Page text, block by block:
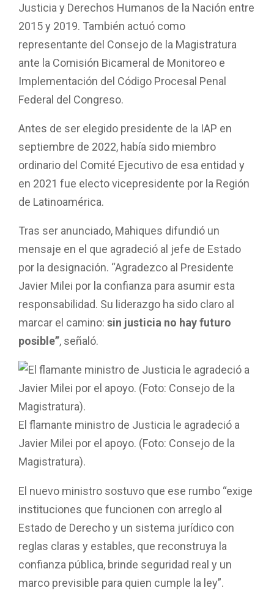
Justicia y Derechos Humanos de la Nación entre
2015 y 2019. También actuó como
representante del Consejo de la Magistratura
ante la Comisión Bicameral de Monitoreo e
Implementación del Código Procesal Penal
Federal del Congreso.
Antes de ser elegido presidente de la IAP en
septiembre de 2022, había sido miembro
ordinario del Comité Ejecutivo de esa entidad y
en 2021 fue electo vicepresidente por la Región
de Latinoamérica.
Tras ser anunciado, Mahiques difundió un
mensaje en el que agradeció al jefe de Estado
por la designación. “Agradezco al Presidente
Javier Milei por la confianza para asumir esta
responsabilidad. Su liderazgo ha sido claro al
marcar el camino: sin justicia no hay futuro
posible” , señaló.
El flamante ministro de Justicia le agradeció a
Javier Milei por el apoyo. (Foto: Consejo de la
Magistratura).
El nuevo ministro sostuvo que ese rumbo “exige
instituciones que funcionen con arreglo al
Estado de Derecho y un sistema jurídico con
reglas claras y estables, que reconstruya la
confianza pública, brinde seguridad real y un
marco previsible para quien cumple la ley”.